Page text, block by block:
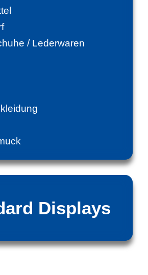
/ Lederwaren
Displays